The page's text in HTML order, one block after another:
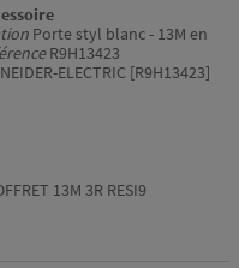
Porte styl blanc - 13M en
R9H13423
ELECTRIC [R9H13423]
13M 3R RESI9